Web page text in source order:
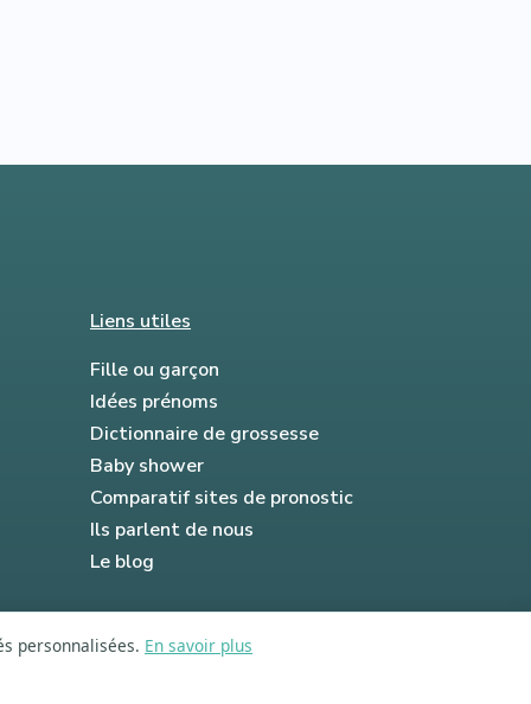
Liens utiles
Fille ou garçon
Idées prénoms
Dictionnaire de grossesse
Baby shower
Comparatif sites de pronostic
Ils parlent de nous
Le blog
personnalisées. En savoir plus